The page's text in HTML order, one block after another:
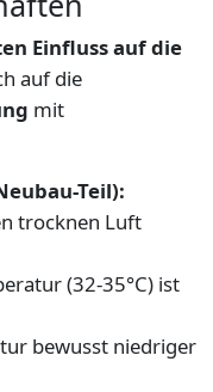
Einfluss auf die
auf die
mit
Teil):
trocknen Luft
(32-35°C) ist
bewusst niedriger